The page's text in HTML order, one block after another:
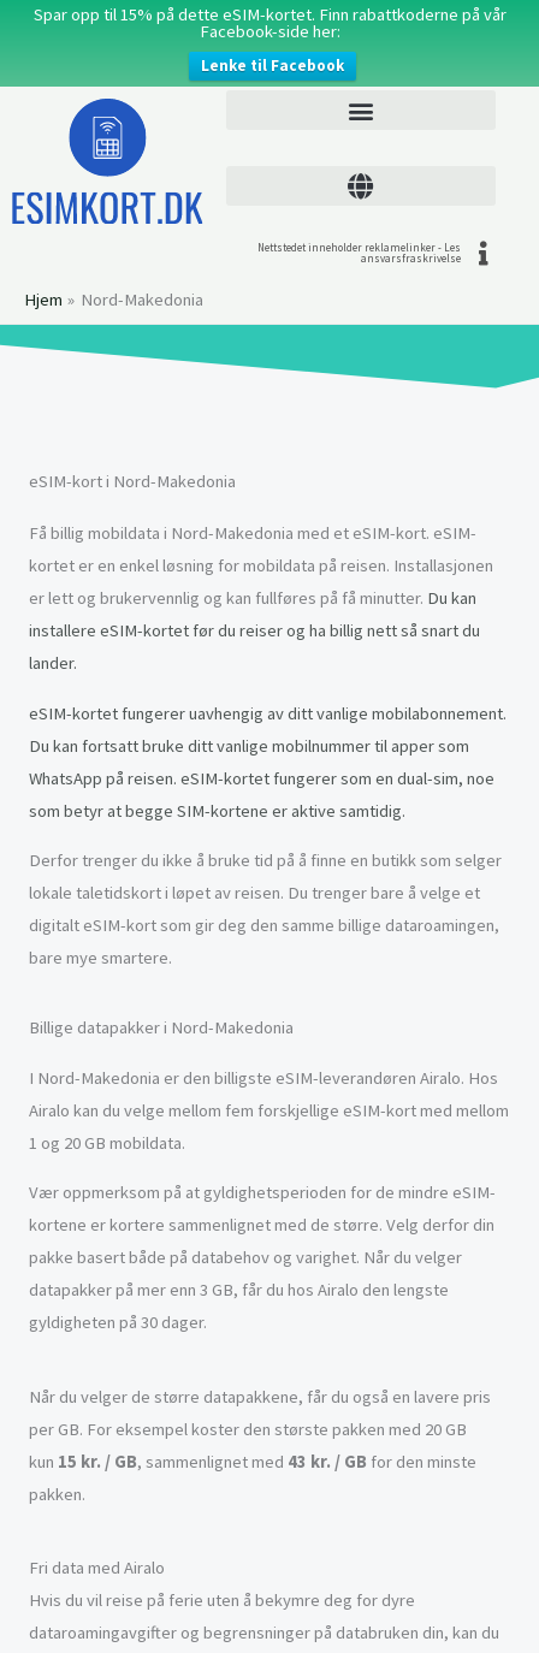
Spar opp til 15% på dette eSIM-kortet. Finn rabattkoderne på vår
Facebook-side her:
Lenke til Facebook
Hopp
Nettstedet inneholder reklamelinker - Les
ansvarsfraskrivelse
Hjem Nord-Makedonia
eSIM-kort i Nord-Makedonia
Få billig mobildata i Nord-Makedonia med et eSIM-kort. eSIM-
kortet er en enkel løsning for mobildata på reisen. Installasjonen
er lett og brukervennlig og kan fullføres på få minutter. Du kan
installere eSIM-kortet før du reiser og ha billig nett så snart du
lander.
eSIM-kortet fungerer uavhengig av ditt vanlige mobilabonnement.
Du kan fortsatt bruke ditt vanlige mobilnummer til apper som
WhatsApp på reisen. eSIM-kortet fungerer som en dual-sim, noe
som betyr at begge SIM-kortene er aktive samtidig.
Derfor trenger du ikke å bruke tid på å finne en butikk som selger
lokale taletidskort i løpet av reisen. Du trenger bare å velge et
digitalt eSIM-kort som gir deg den samme billige dataroamingen,
bare mye smartere.
Billige datapakker i Nord-Makedonia
I Nord-Makedonia er den billigste eSIM-leverandøren Airalo. Hos
Airalo kan du velge mellom fem forskjellige eSIM-kort med mellom
1 og 20 GB mobildata.
Vær oppmerksom på at gyldighetsperioden for de mindre eSIM-
kortene er kortere sammenlignet med de større. Velg derfor din
pakke basert både på databehov og varighet. Når du velger
datapakker på mer enn 3 GB, får du hos Airalo den lengste
gyldigheten på 30 dager.
Når du velger de større datapakkene, får du også en lavere pris
per GB. For eksempel koster den største pakken med 20 GB
kun 15 kr. / GB, sammenlignet med 43 kr. / GB for den minste
pakken.
Fri data med Airalo
Hvis du vil reise på ferie uten å bekymre deg for dyre
dataroamingavgifter og begrensninger på databruken din, kan du